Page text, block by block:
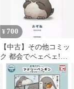
¥ 700
【中古】その他コミッ
ク 都会でペェペェ!虚
無かわいいアデリーペ
ンギン / おぞね